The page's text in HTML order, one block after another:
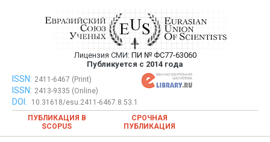
Евразийский Союз Ученых —
публикация научных статей в
ежемесячном научном журнале
Лицензия СМИ: ПИ № ФС77-63060
Публикуется с 2014 года
Евразийский Союз Ученых — публикация научных статей в
ежемесячном научном журнале
ISSN: 2411-6467 (Print)
ISSN: 2413-9335 (Online)
DOI:
10.31618/esu.2411-6467.8.53.1
ПУБЛИКАЦИЯ В
SCOPUS
СРОЧНАЯ
ПУБЛИКАЦИЯ